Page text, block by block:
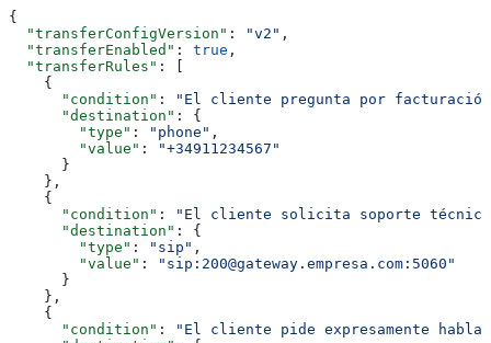
{
  "transferConfigVersion"
: "v2" ,
  "transferEnabled"
: true ,
  "transferRules"
: [
    {
      "condition"
:
"El cliente pregunta por
      "destination"
: {
        "type"
: "phone" ,
        "value"
:
"+34911234567"
      }
    },
    {
      "condition"
:
"El cliente solicita soporte técnico
      "destination"
: {
        "type"
: "sip" ,
        "value"
:
"sip:200@gateway.empresa.com:5060"
      }
    },
    {
      "condition"
:
"El cliente pide expresamente